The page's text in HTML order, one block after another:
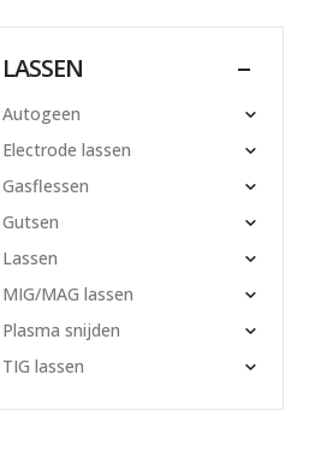
LASSEN
Autogeen
Electrode lassen
Gasflessen
Gutsen
Lassen
MIG/MAG lassen
Plasma snijden
TIG lassen